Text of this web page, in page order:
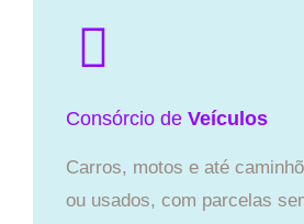
Consórcio de Veículos
Carros, motos e até
ou usados, com parcelas